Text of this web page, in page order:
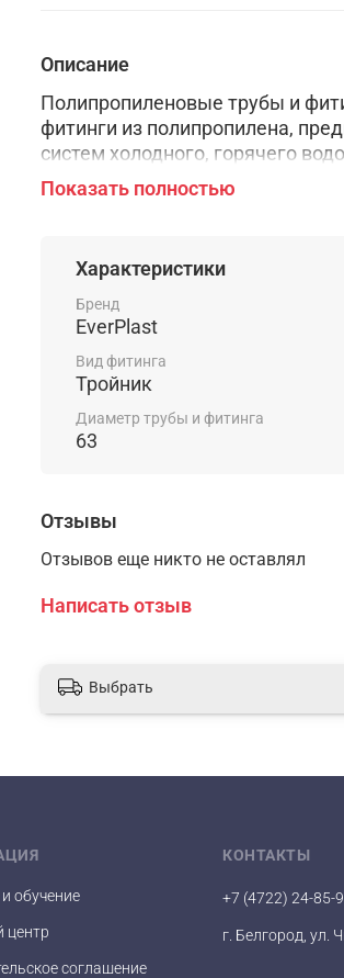
Описание
Полипропиленовые трубы и
фитинги из полипропилена,
систем холодного, горячего
применяются в
жидкости и газы не
Показать полностью
Характеристики
Бренд
EverPlast
Вид фитинга
Тройник
Диаметр трубы и фитинга
63
Отзывы
Отзывов еще никто не оставлял
Написать отзыв
Выбрать
обучение
центр
соглашение
КОНТАКТЫ
+7 (4722) 24-85-
г. Белгород, ул.